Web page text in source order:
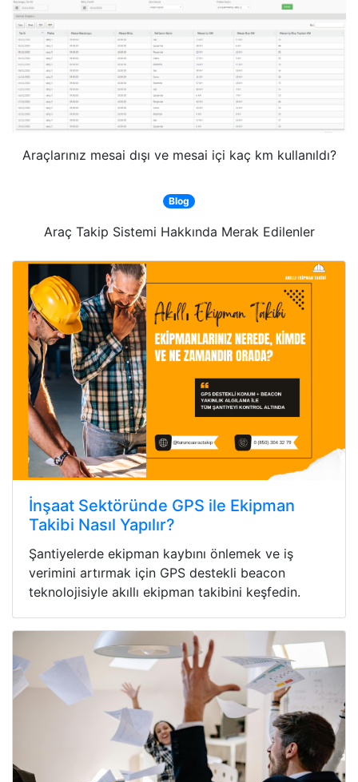
Araçlarınız mesai dışı ve mesai içi kaç km kullanıldı?
Blog
Araç Takip Sistemi Hakkında Merak Edilenler
İnşaat Sektöründe GPS ile Ekipman
Takibi Nasıl Yapılır?
Şantiyelerde ekipman kaybını önlemek ve iş
verimini artırmak için GPS destekli beacon
teknolojisiyle akıllı ekipman takibini keşfedin.